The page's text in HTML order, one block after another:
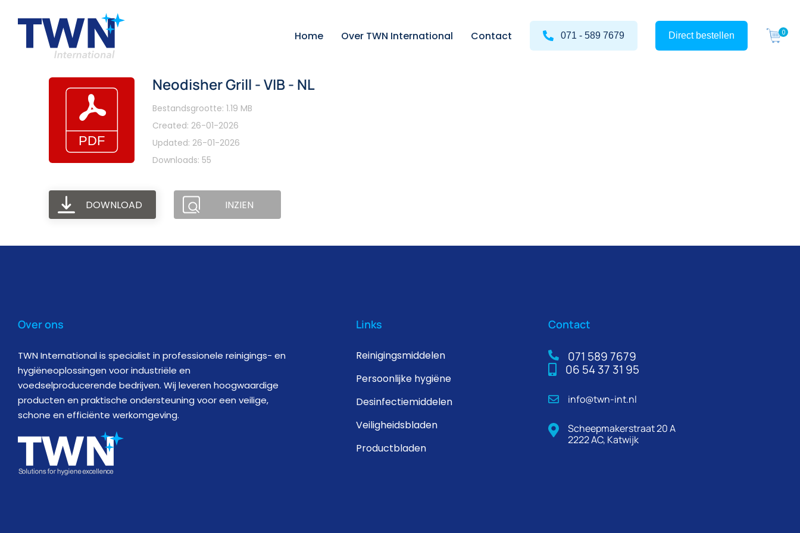
Home Over TWN International Contact 071 - 589 7679 Direct bestellen
Neodisher Grill - VIB - NL
Bestandsgrootte: 1.19 MB
Created: 26-01-2026
Updated: 26-01-2026
Downloads: 55
DOWNLOAD INZIEN
Over ons
TWN International is specialist in professionele reinigings- en
hygiëneoplossingen voor industriële en
voedselproducerende bedrijven. Wij leveren hoogwaardige
producten en praktische ondersteuning voor een veilige,
schone en efficiënte werkomgeving.
Links
Reinigingsmiddelen
Persoonlijke hygiëne
Desinfectiemiddelen
Veiligheidsbladen
Productbladen
Contact
071 589 7679
06 54 37 31 95
info@twn-int.nl
Scheepmakerstraat 20 A
2222 AC, Katwijk